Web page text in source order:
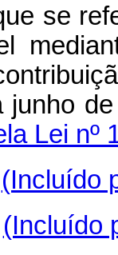
se
junho
Lei nº
(Incluído
(Incluído